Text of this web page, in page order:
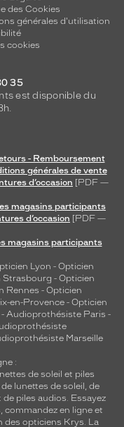
des Cookies
générales d'utilisation
cookies
35
est disponible du
- Remboursement
générales de vente
d’occasion [PDF —
magasins participants
d’occasion [PDF —
magasins participants
Lyon - Opticien
Strasbourg - Opticien
Rennes - Opticien
en-Provence - Opticien
- Audioprothésiste Paris -
Marseille
:
de soleil et piles
lunettes de soleil, de
de piles audios. Essayez
commandez en ligne et
des opticiens Krys. La